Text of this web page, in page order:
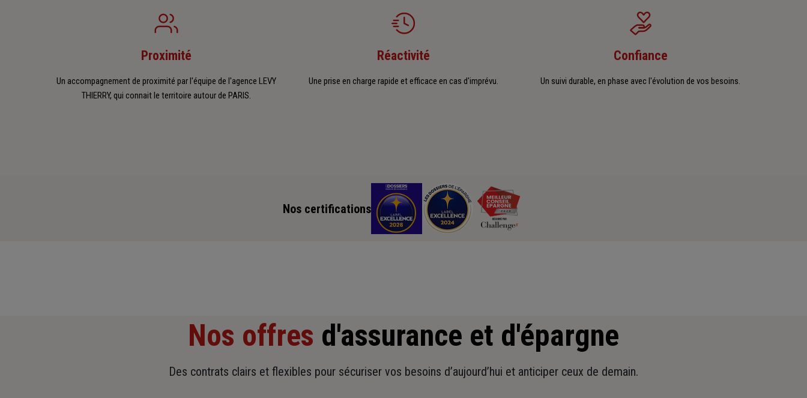
Proximité
Un accompagnement de proximité par l'équipe de l'agence LEVY
THIERRY, qui connait le territoire autour de PARIS.
Réactivité
Une prise en charge rapide et efficace en cas d'imprévu.
Confiance
Un suivi durable, en phase avec l'évolution de vos besoins.
Nos certifications
Nos offres d'assurance et d'épargne
Des contrats clairs et flexibles pour sécuriser vos besoins d’aujourd’hui et anticiper ceux de demain.